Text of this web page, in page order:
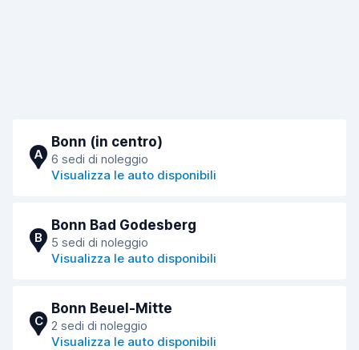
A
Bonn (in centro)
6 sedi di noleggio
Visualizza le auto disponibili
B
Bonn Bad Godesberg
5 sedi di noleggio
Visualizza le auto disponibili
C
Bonn Beuel-Mitte
2 sedi di noleggio
Visualizza le auto disponibili